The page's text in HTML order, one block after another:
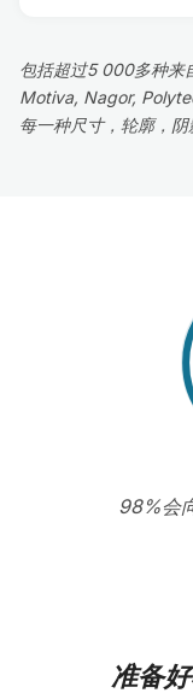
包括超过5 000多种来
Motiva, Nagor,
每一种尺寸，轮廓，阴
98%会
准备